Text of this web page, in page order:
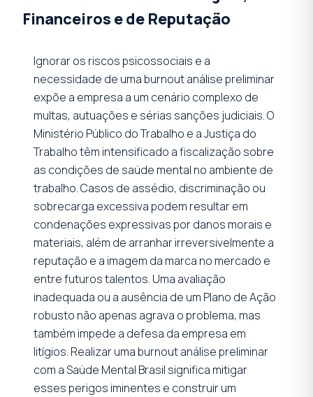
Financeiros e de Reputação
Ignorar os riscos psicossociais e a
necessidade de uma burnout análise preliminar
expõe a empresa a um cenário complexo de
multas, autuações e sérias sanções judiciais. O
Ministério Público do Trabalho e a Justiça do
Trabalho têm intensificado a fiscalização sobre
as condições de saúde mental no ambiente de
trabalho. Casos de assédio, discriminação ou
sobrecarga excessiva podem resultar em
condenações expressivas por danos morais e
materiais, além de arranhar irreversivelmente a
reputação e a imagem da marca no mercado e
entre futuros talentos. Uma avaliação
inadequada ou a ausência de um Plano de Ação
robusto não apenas agrava o problema, mas
também impede a defesa da empresa em
litígios. Realizar uma burnout análise preliminar
com a Saúde Mental Brasil significa mitigar
esses perigos iminentes e construir um